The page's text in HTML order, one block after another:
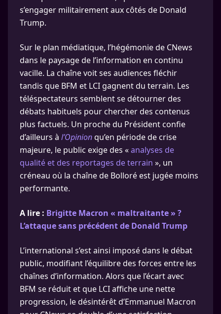
s’engager militairement aux côtés de Donald
Trump.
Sur le plan médiatique, l’hégémonie de CNews
dans le paysage de l’information en continu
vacille. La chaîne voit ses audiences fléchir
tandis que BFM et LCI gagnent du terrain. Les
téléspectateurs semblent se détourner des
débats habituels pour chercher des contenus
plus factuels. Un proche du Président confie
d’ailleurs à l’Opinionqu’en période de crise
majeure, le public exige des «analyses de
qualité et des reportages de terrain », un
créneau où la chaîne de Bolloré est jugée moins
performante.
A lire : Brigitte Macron « maltraitante » ?
L’attaque sans précédent de Donald Trump
L’international s’est ainsi imposé dans le débat
public, modifiant l’équilibre des forces entre les
chaînes d’information. Alors que l’écart avec
BFM se réduit et que LCI affiche une nette
progression, le désintérêt d’Emmanuel Macron